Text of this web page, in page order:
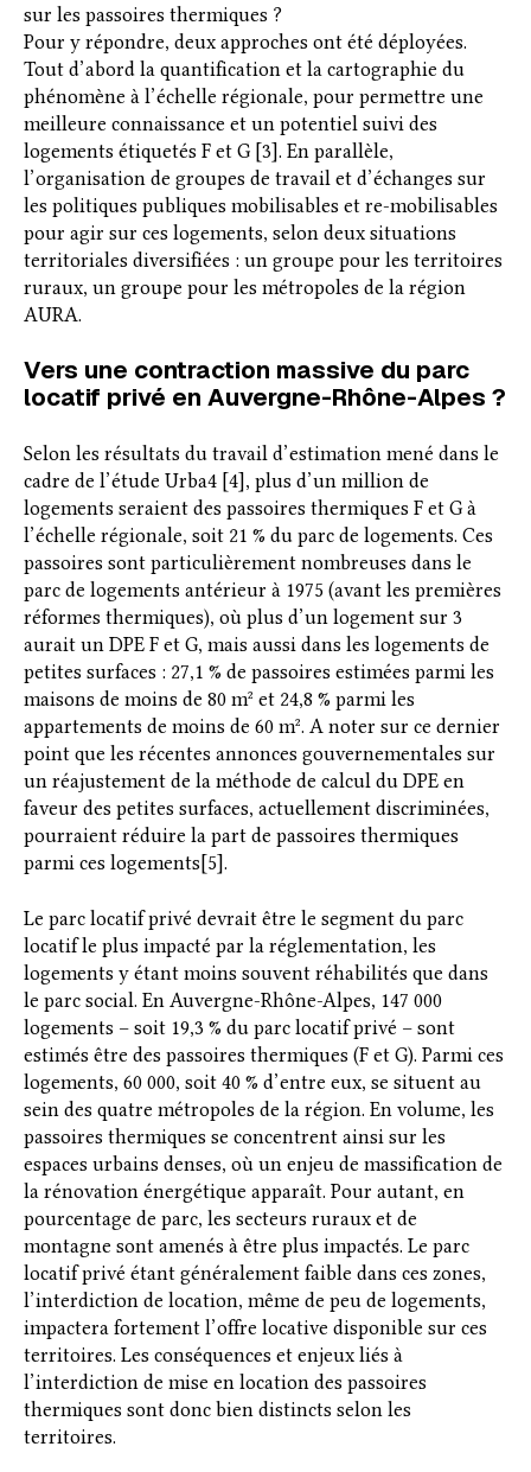
sur les passoires thermiques ?
Pour y répondre, deux approches ont été déployées.
Tout d’abord la quantification et la cartographie du
phénomène à l’échelle régionale, pour permettre une
meilleure connaissance et un potentiel suivi des
logements étiquetés F et G [3]. En parallèle,
l’organisation de groupes de travail et d’échanges sur
les politiques publiques mobilisables et re-mobilisables
pour agir sur ces logements, selon deux situations
territoriales diversifiées : un groupe pour les territoires
ruraux, un groupe pour les métropoles de la région
AURA.
Vers une contraction massive du parc
locatif privé en Auvergne-Rhône-Alpes ?
Selon les résultats du travail d’estimation mené dans le
cadre de l’étude Urba4 [4], plus d’un million de
logements seraient des passoires thermiques F et G à
l’échelle régionale, soit 21 % du parc de logements. Ces
passoires sont particulièrement nombreuses dans le
parc de logements antérieur à 1975 (avant les premières
réformes thermiques), où plus d’un logement sur 3
aurait un DPE F et G, mais aussi dans les logements de
petites surfaces : 27,1 % de passoires estimées parmi les
maisons de moins de 80 m² et 24,8 % parmi les
appartements de moins de 60 m². A noter sur ce dernier
point que les récentes annonces gouvernementales sur
un réajustement de la méthode de calcul du DPE en
faveur des petites surfaces, actuellement discriminées,
pourraient réduire la part de passoires thermiques
parmi ces logements[5].
Le parc locatif privé devrait être le segment du parc
locatif le plus impacté par la réglementation, les
logements y étant moins souvent réhabilités que dans
le parc social. En Auvergne-Rhône-Alpes, 147 000
logements – soit 19,3 % du parc locatif privé – sont
estimés être des passoires thermiques (F et G). Parmi ces
logements, 60 000, soit 40 % d’entre eux, se situent au
sein des quatre métropoles de la région. En volume, les
passoires thermiques se concentrent ainsi sur les
espaces urbains denses, où un enjeu de massification de
la rénovation énergétique apparaît. Pour autant, en
pourcentage de parc, les secteurs ruraux et de
montagne sont amenés à être plus impactés. Le parc
locatif privé étant généralement faible dans ces zones,
l’interdiction de location, même de peu de logements,
impactera fortement l’offre locative disponible sur ces
territoires. Les conséquences et enjeux liés à
l’interdiction de mise en location des passoires
thermiques sont donc bien distincts selon les
territoires.